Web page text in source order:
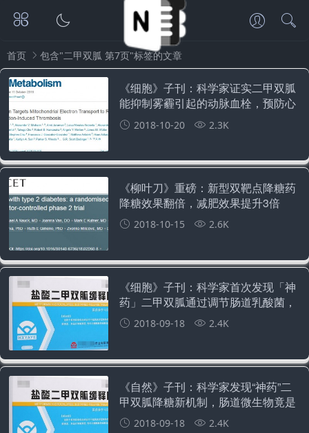
首页 包含"二甲双胍 第7页"标签的文章
《细胞》子刊：科学家证实二甲双胍
能抑制雾霾引起的动脉血栓，预防心
血管疾病的发生
2018-10-20 2.3K
《柳叶刀》重磅：新型双靶点降糖药
降糖效果翻倍，减肥效果提升3倍
2018-10-15 2.6K
《细胞》子刊：科学家首次发现「神
药」二甲双胍通过调节肠道乳酸菌，
控制人体血糖水平
2018-09-18 2.4K
《自然》子刊：科学家发现“神药”二
甲双胍降糖新机制，肠道微生物竟是
重要一环
2018-09-18 2.4K